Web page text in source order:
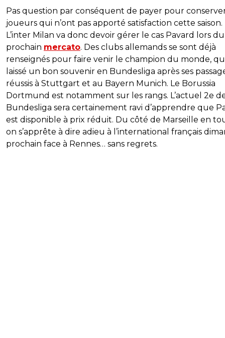
Pas question par conséquent de payer pour
joueurs qui n’ont pas apporté satisfaction cette saison.
L’inter Milan va donc devoir gérer le cas Pavard lors du
prochain mercato. Des clubs allemands se sont déjà
renseignés pour faire venir le champion du monde,
laissé un bon souvenir en Bundesliga après ses
réussis à Stuttgart et au Bayern Munich. Le Borussia
Dortmund est notamment sur les rangs. L’actuel 2e
Bundesliga sera certainement ravi d’apprendre que
est disponible à prix réduit. Du côté de Marseille en
on s’apprête à dire adieu à l’international français
prochain face à Rennes… sans regrets.